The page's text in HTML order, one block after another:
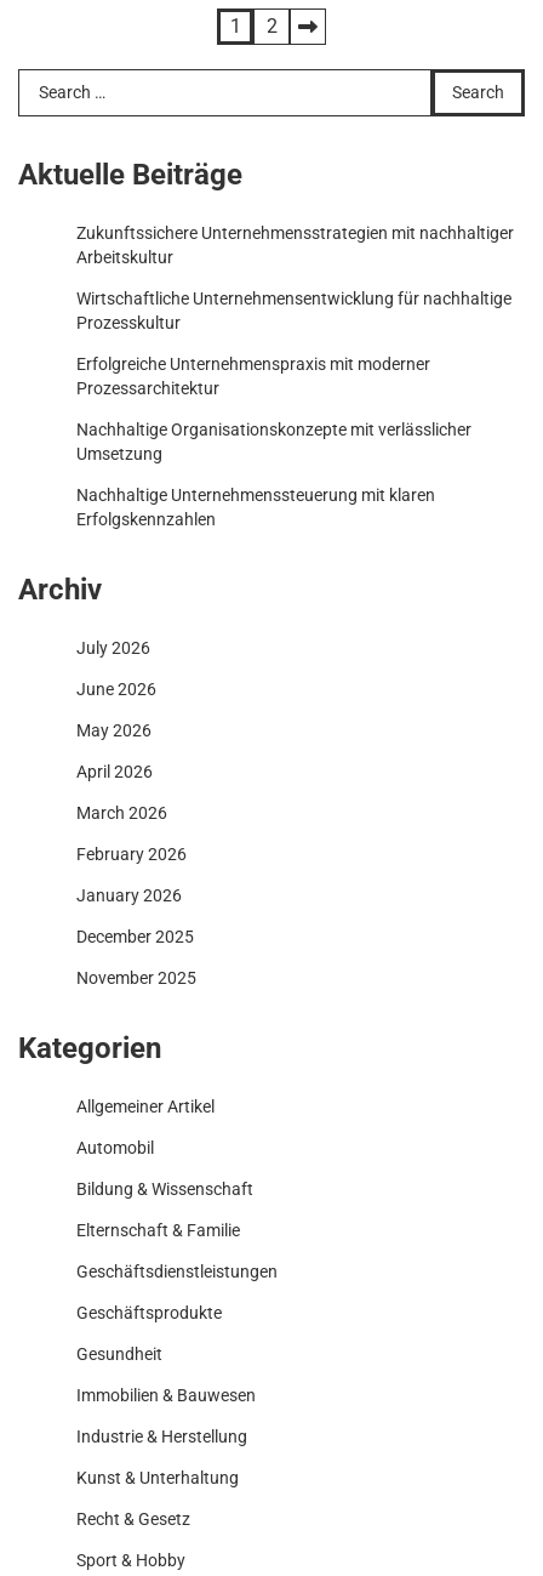
pagination
1 2
Search
for:
Aktuelle Beiträge
Zukunftssichere Unternehmensstrategien mit nachhaltiger
Arbeitskultur
Wirtschaftliche Unternehmensentwicklung für nachhaltige
Prozesskultur
Erfolgreiche Unternehmenspraxis mit moderner
Prozessarchitektur
Nachhaltige Organisationskonzepte mit verlässlicher
Umsetzung
Nachhaltige Unternehmenssteuerung mit klaren
Erfolgskennzahlen
Archiv
July 2026
June 2026
May 2026
April 2026
March 2026
February 2026
January 2026
December 2025
November 2025
Kategorien
Allgemeiner Artikel
Automobil
Bildung & Wissenschaft
Elternschaft & Familie
Geschäftsdienstleistungen
Geschäftsprodukte
Gesundheit
Immobilien & Bauwesen
Industrie & Herstellung
Kunst & Unterhaltung
Recht & Gesetz
Sport & Hobby